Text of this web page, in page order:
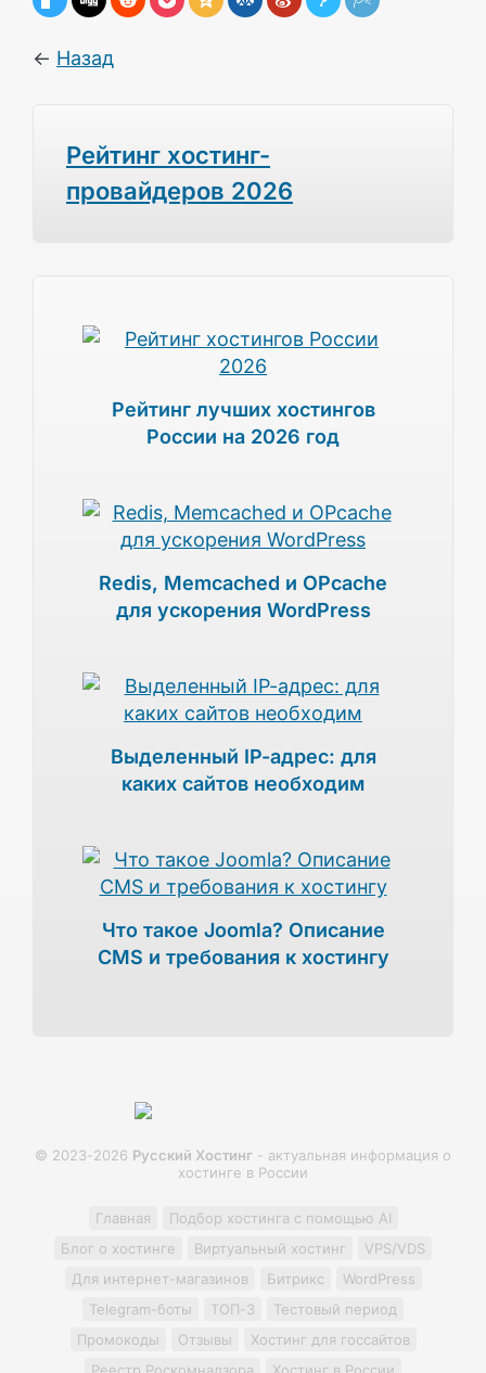
← Назад
Рейтинг хостинг-
провайдеров 2026
Рейтинг лучших хостингов
России на 2026 год
Redis, Memcached и OPcache
для ускорения WordPress
Выделенный IP-адрес: для
каких сайтов необходим
Что такое Joomla? Описание
CMS и требования к хостингу
© 2023-2026 Русский Хостинг - актуальная информация о
хостинге в России
Главная
Подбор хостинга с помощью AI
Блог о хостинге
Виртуальный хостинг
VPS/VDS
Для интернет-магазинов
Битрикс
WordPress
Telegram-боты
ТОП-3
Тестовый период
Промокоды
Отзывы
Хостинг для госсайтов
Реестр Роскомнадзора
Хостинг в России